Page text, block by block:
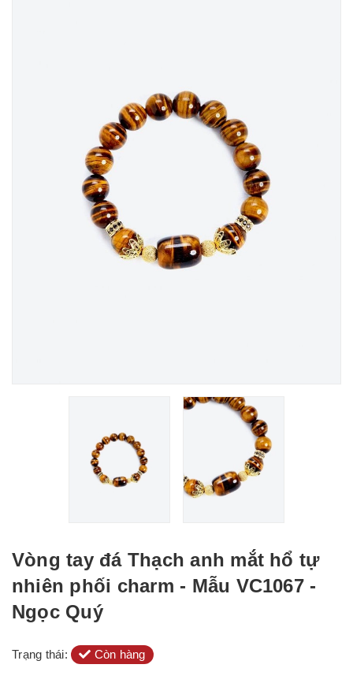
Vòng tay đá Thạch anh mắt hổ tự
nhiên phối charm - Mẫu VC1067 -
Ngọc Quý
Trạng thái: Còn hàng